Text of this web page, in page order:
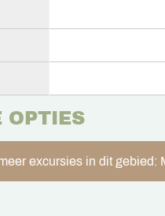
OPTIES
excursies in dit gebied: